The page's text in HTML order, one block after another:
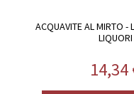
ACQUAVITE AL MIRTO -
LIQUORI
14,34